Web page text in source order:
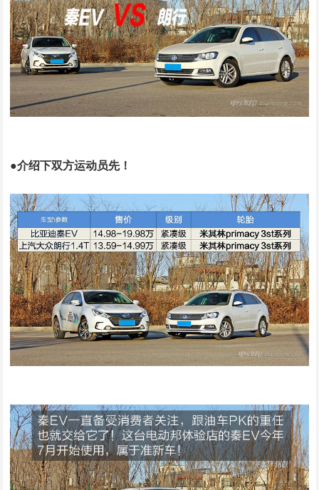
●介绍下双方运动员先！